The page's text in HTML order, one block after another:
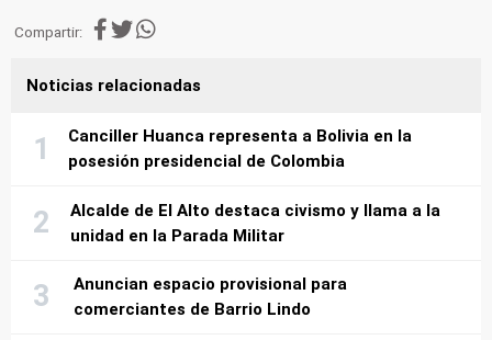
Compartir:
Noticias relacionadas
Canciller Huanca representa a Bolivia en la
posesión presidencial de Colombia
Alcalde de El Alto destaca civismo y llama a la
unidad en la Parada Militar
Anuncian espacio provisional para
comerciantes de Barrio Lindo